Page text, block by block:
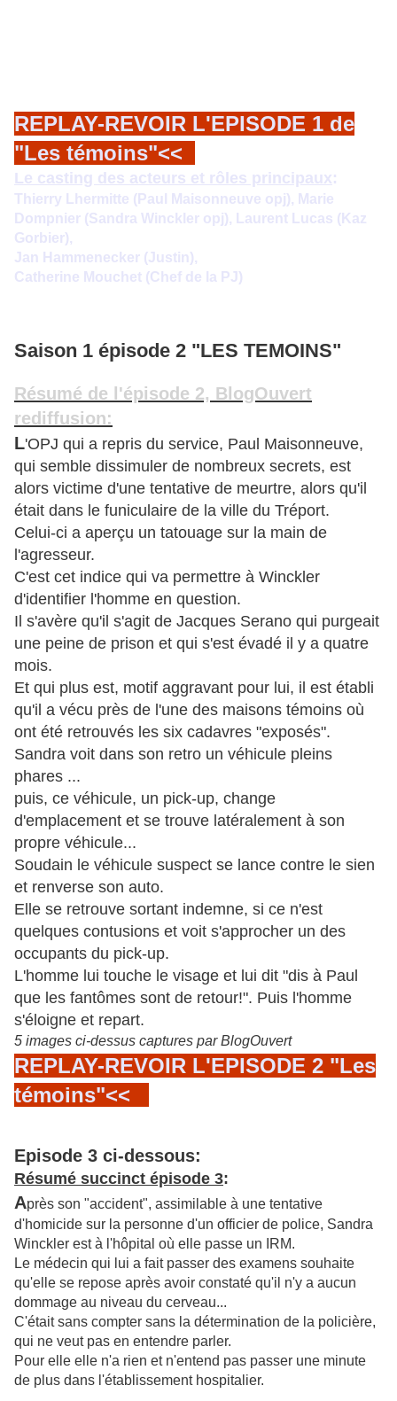
REPLAY-REVOIR L'EPISODE 1 de
"Les témoins"<<
Le casting des acteurs et rôles principaux:
Thierry Lhermitte (Paul Maisonneuve opj), Marie
Dompnier (Sandra Winckler opj), Laurent Lucas (Kaz
Gorbier),
Jan Hammenecker (Justin),
Catherine Mouchet (Chef de la PJ)
Saison 1 épisode 2 "LES TEMOINS"
Résumé de l'épisode 2, BlogOuvert
rediffusion:
L'OPJ qui a repris du service, Paul Maisonneuve,
qui semble dissimuler de nombreux secrets, est
alors victime d'une tentative de meurtre, alors qu'il
était dans le funiculaire de la ville du Tréport.
Celui-ci a aperçu un tatouage sur la main de
l'agresseur.
C'est cet indice qui va permettre à Winckler
d'identifier l'homme en question.
Il s'avère qu'il s'agit de Jacques Serano qui purgeait
une peine de prison et qui s'est évadé il y a quatre
mois.
Et qui plus est, motif aggravant pour lui, il est établi
qu'il a vécu près de l'une des maisons témoins où
ont été retrouvés les six cadavres "exposés".
Sandra voit dans son retro un véhicule pleins
phares ...
puis, ce véhicule, un pick-up, change
d'emplacement et se trouve latéralement à son
propre véhicule...
Soudain le véhicule suspect se lance contre le sien
et renverse son auto.
Elle se retrouve sortant indemne, si ce n'est
quelques contusions et voit s'approcher un des
occupants du pick-up.
L'homme lui touche le visage et lui dit "dis à Paul
que les fantômes sont de retour!". Puis l'homme
s'éloigne et repart.
5 images ci-dessus captures par BlogOuvert
REPLAY-REVOIR L'EPISODE 2 "Les
témoins"<<
Episode 3 ci-dessous:
Résumé succinct épisode 3:
Après son "accident", assimilable à une tentative
d'homicide sur la personne d'un officier de police, Sandra
Winckler est à l'hôpital où elle passe un IRM.
Le médecin qui lui a fait passer des examens souhaite
qu'elle se repose après avoir constaté qu'il n'y a aucun
dommage au niveau du cerveau...
C'était sans compter sans la détermination de la policière,
qui ne veut pas en entendre parler.
Pour elle elle n'a rien et n'entend pas passer une minute
de plus dans l'établissement hospitalier.